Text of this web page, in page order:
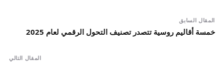
المقال السابق
خمسة أقاليم روسية تتصدر تصنيف التحول الرقمي لعام 2025
المقال التالي